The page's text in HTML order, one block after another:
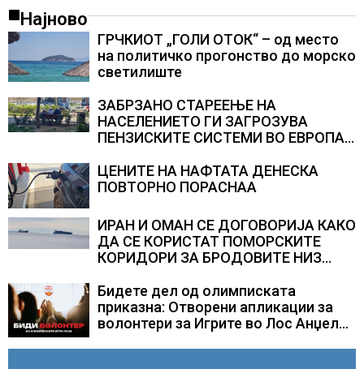
Најново
ГРЧКИОТ „ГОЛИ ОТОК“ – од место
на политичко прогонство до морско
светилиште
ЗАБРЗАНО СТАРЕЕЊЕ НА
НАСЕЛЕНИЕТО ГИ ЗАГРОЗУВА
ПЕНЗИСКИТЕ СИСТЕМИ ВО ЕВРОПА и
ЦЕНИТЕ НА НАФТАТА ДЕНЕСКА
ПОВТОРНО ПОРАСНАА
ИРАН И ОМАН СЕ ДОГОВОРИЈА КАКО
ДА СЕ КОРИСТАТ ПОМОРСКИТЕ
КОРИДОРИ ЗА БРОДОВИТЕ НИЗ
Бидете дел од олимписката
приказна: Отворени апликации за
волонтери за Игрите во Лос Анџелес